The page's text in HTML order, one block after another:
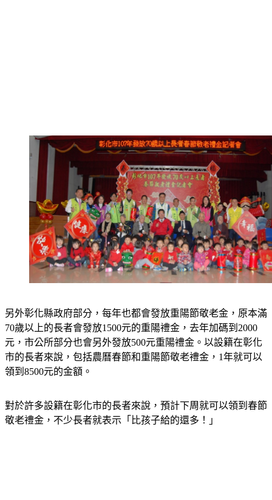
另外彰化縣政府部分，每年也都會發放重陽節敬老金，原本滿
70歲以上的長者會發放1500元的重陽禮金，去年加碼到2000
元，市公所部分也會另外發放500元重陽禮金。以設籍在彰化
市的長者來說，包括農曆春節和重陽節敬老禮金，1年就可以
對於許多設籍在彰化市的長者來說，預計下周就可以領到春節